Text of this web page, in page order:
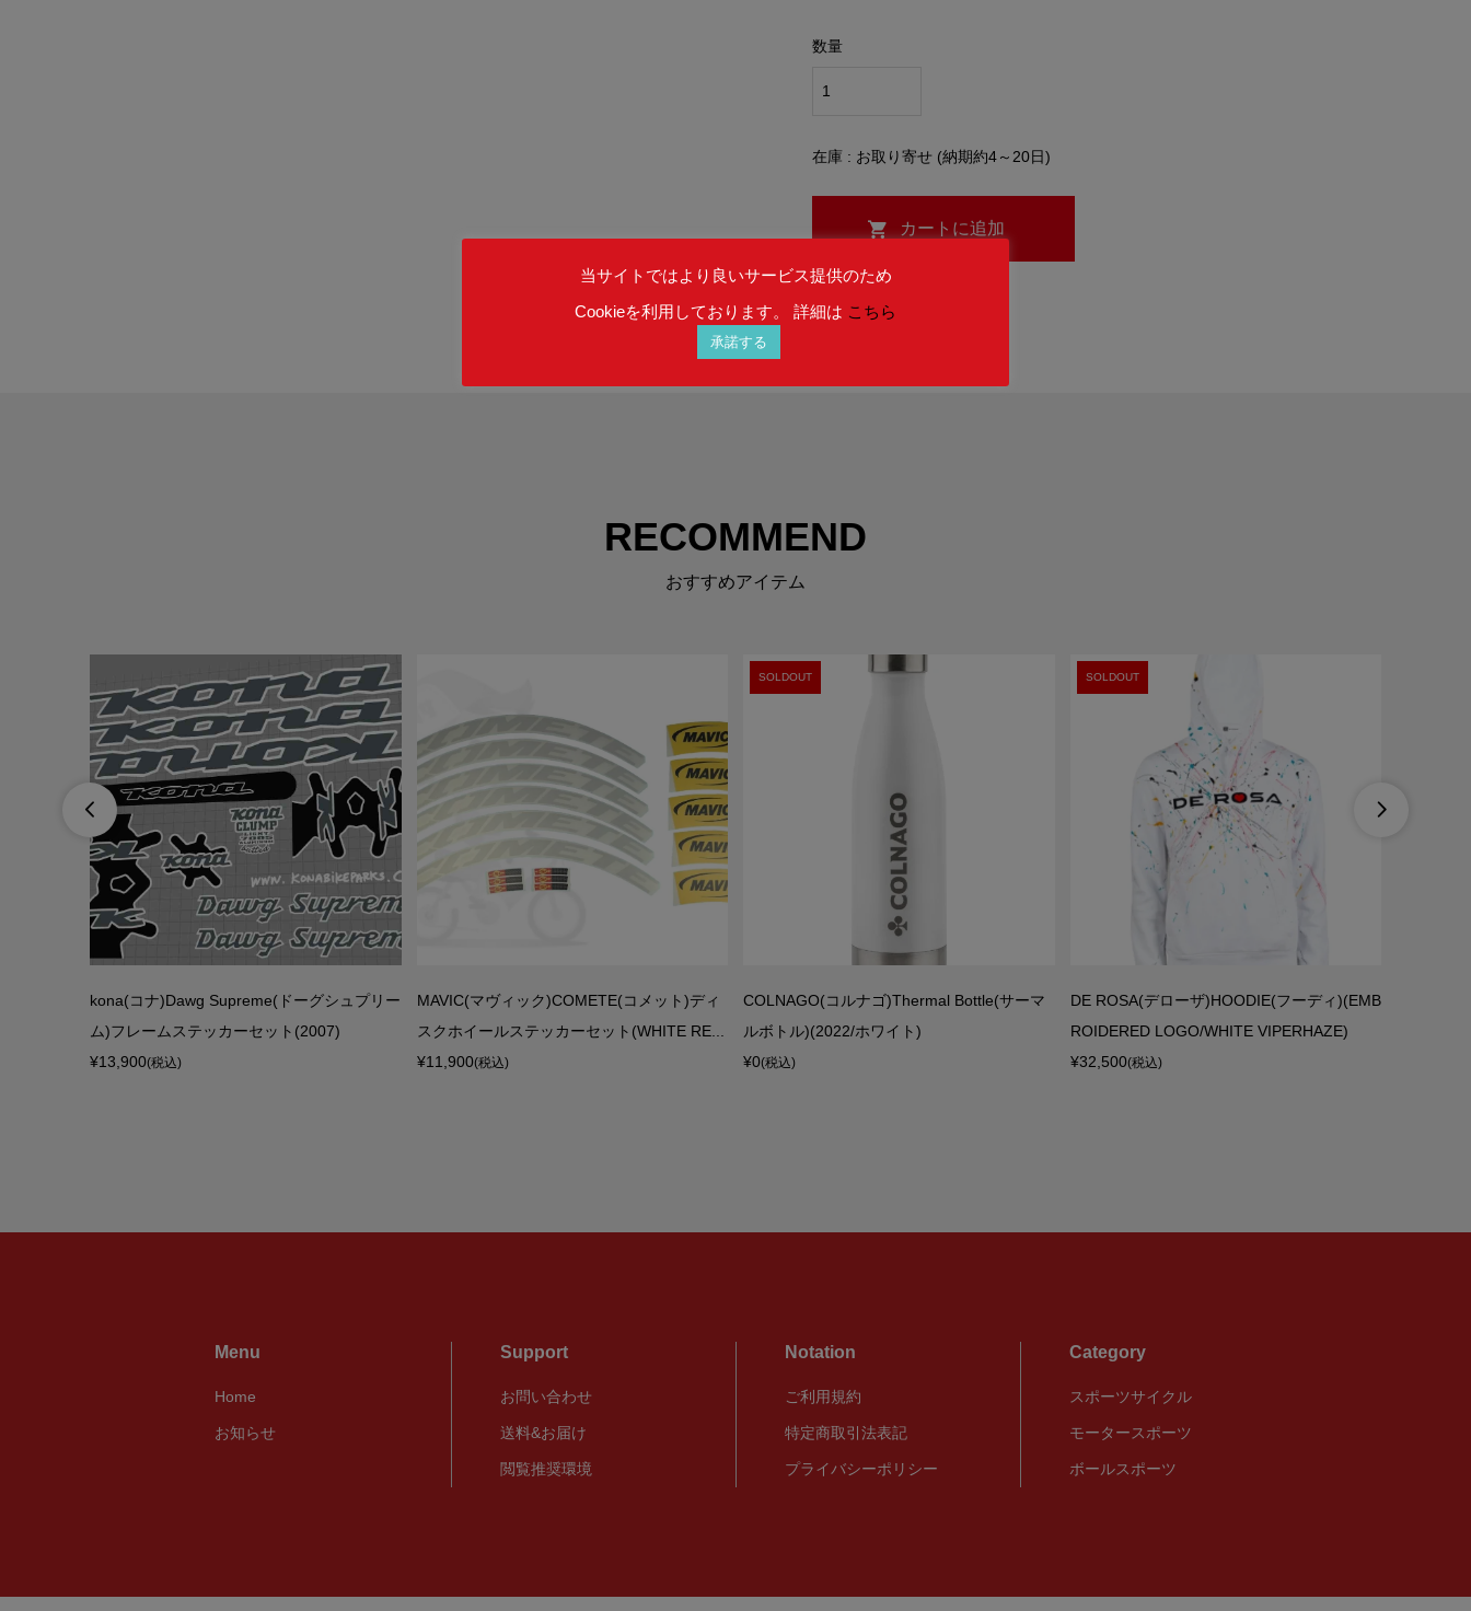
数量
在庫 : お取り寄せ (納期約4～20日)
RECOMMEND
おすすめアイテム

kona(コナ)Dawg Supreme(ドーグシュプリー
ム)フレームステッカーセット(2007)
¥13,900(税込)
MAVIC(マヴィック)COMETE(コメット)ディ
スクホイールステッカーセット(WHITE RE...
¥11,900(税込)
SOLDOUT
COLNAGO(コルナゴ)Thermal Bottle(サーマ
ルボトル)(2022/ホワイト)
¥0(税込)
SOLDOUT
DE ROSA(デローザ)HOODIE(フーディ)(EMB
ROIDERED LOGO/WHITE VIPERHAZE)
¥32,500(税込)

Menu
Home
お知らせ
Support
お問い合わせ
送料&お届け
閲覧推奨環境
Notation
ご利用規約
特定商取引法表記
プライバシーポリシー
Category
スポーツサイクル
モータースポーツ
ボールスポーツ
当サイトではより良いサービス提供のため
Cookieを利用しております。 詳細は こちら
承諾する